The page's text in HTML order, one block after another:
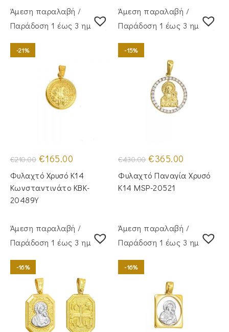
Άμεση παραλαβή /
Παράδoση 1 έως 3 ημέρες
-21%
€210.00 Original
price
was:
€210.00.
€165.00
τιμή
είναι:
€165.00.
Φυλαχτό Χρυσό Κ14
Κωνσταντινάτο KBK-
20489Y
Άμεση παραλαβή /
Παράδoση 1 έως 3 ημέρες
-15%
€430.00 Original
price
was:
€430.00.
€365.00
τιμή
είναι:
Φυλαχτό Παναγία Χρυσό
Κ14 MSP-20521
Άμεση παραλαβή /
Παράδoση 1 έως 3 ημέρες
-16%
Άμεση παραλαβή /
Παράδoση 1 έως 3 ημέρες
-16%